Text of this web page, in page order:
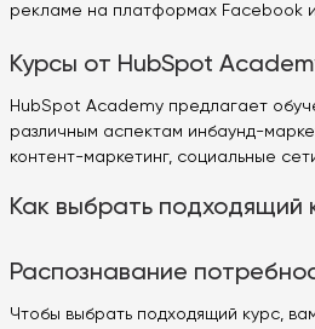
рекламе на платформах Facebook
Курсы от HubSpot
HubSpot Academy предлагает
различным аспектам инбаунд-
контент-маркетинг, социальные
Как выбрать подходящий
Распознавание
Чтобы выбрать подходящий курс,